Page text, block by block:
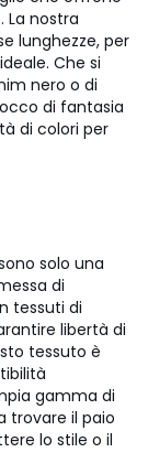
La nostra
lunghezze, per
Che si
nero o di
di fantasia
di colori per
solo una
di
tessuti di
libertà di
tessuto è
gamma di
trovare il paio
lo stile o il